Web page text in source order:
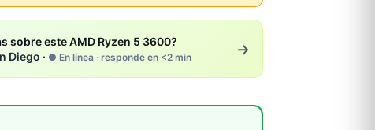
sobre este AMD Ryzen 5 3600?
Diego · ● En línea · responde en <2 min →